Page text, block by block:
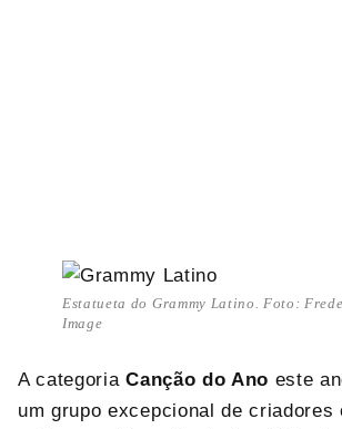
Estatueta do Grammy Latino. Foto:
Image
A categoriaCanção do Ano este
um grupo excepcional de criadores